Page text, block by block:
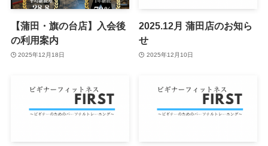
【蒲田・旗の台店】入会後
の利用案内
2025年12月18日
2025.12月 蒲田店のお知ら
せ
2025年12月10日